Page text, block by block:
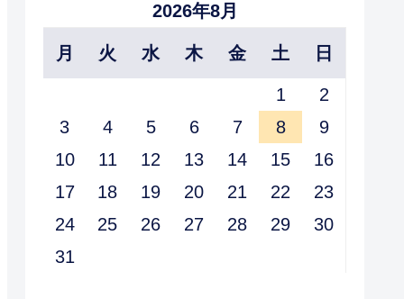
2026年8月
月 火 水 木 金 土 日
1
2
3
4 5 6 7 8
9
10
11 12 13 14 15
16
17
18 19 20 21 22
23
24
25 26 27 28 29
30
31